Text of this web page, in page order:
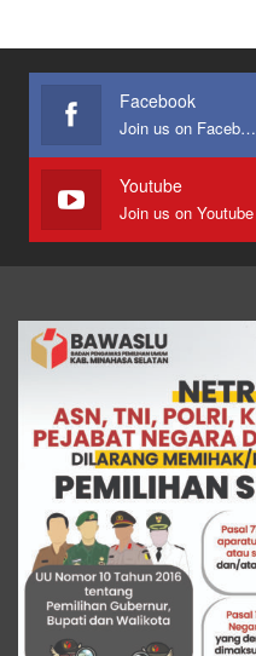
Facebook
Join us on Facebook
Youtube
Join us on Youtube